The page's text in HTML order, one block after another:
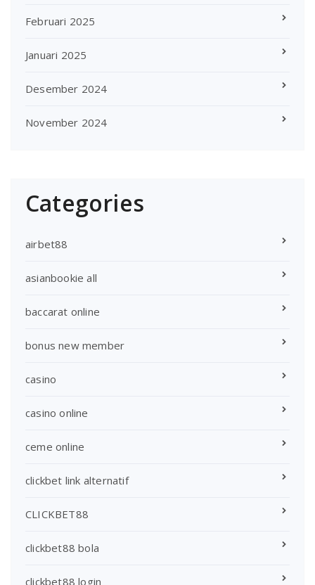
Februari 2025
Januari 2025
Desember 2024
November 2024
Categories
airbet88
asianbookie all
baccarat online
bonus new member
casino
casino online
ceme online
clickbet link alternatif
CLICKBET88
clickbet88 bola
clickbet88 login